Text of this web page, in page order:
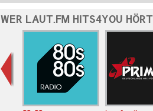
WER LAUT.FM HITS4YOU